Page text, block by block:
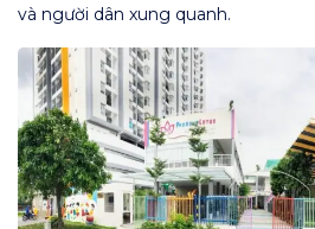
và người dân xung quanh.